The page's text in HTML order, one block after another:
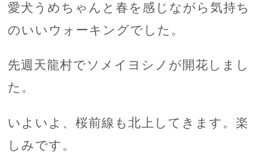
愛犬うめちゃんと春を感じながら気持ち
のいいウォーキングでした。
先週天龍村でソメイヨシノが開花しまし
た。
いよいよ、桜前線も北上してきます。楽
しみです。